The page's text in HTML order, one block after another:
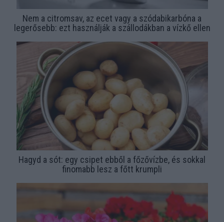
Nem a citromsav, az ecet vagy a szódabikarbóna a
legerősebb: ezt használják a szállodákban a vízkő ellen
Hagyd a sót: egy csipet ebből a főzővízbe, és sokkal
finomabb lesz a főtt krumpli